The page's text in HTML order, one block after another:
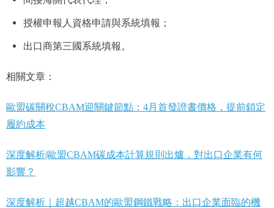
授權申報人資格申請與系統填報；
出口商第三國系統填報。
相關文章：
歐盟碳關稅CBAM迎關鍵節點：4月首發證書價格，提前鎖定
履約成本
深度解析|歐盟CBAM碳成本計算規則出爐，對出口企業有何
影響？
深度解析｜超越CBAM的歐盟鋼鐵戰略：出口企業面臨的機